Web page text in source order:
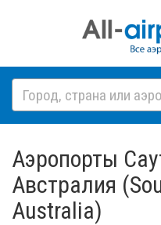
Аэропорты
Австралия
Australia)